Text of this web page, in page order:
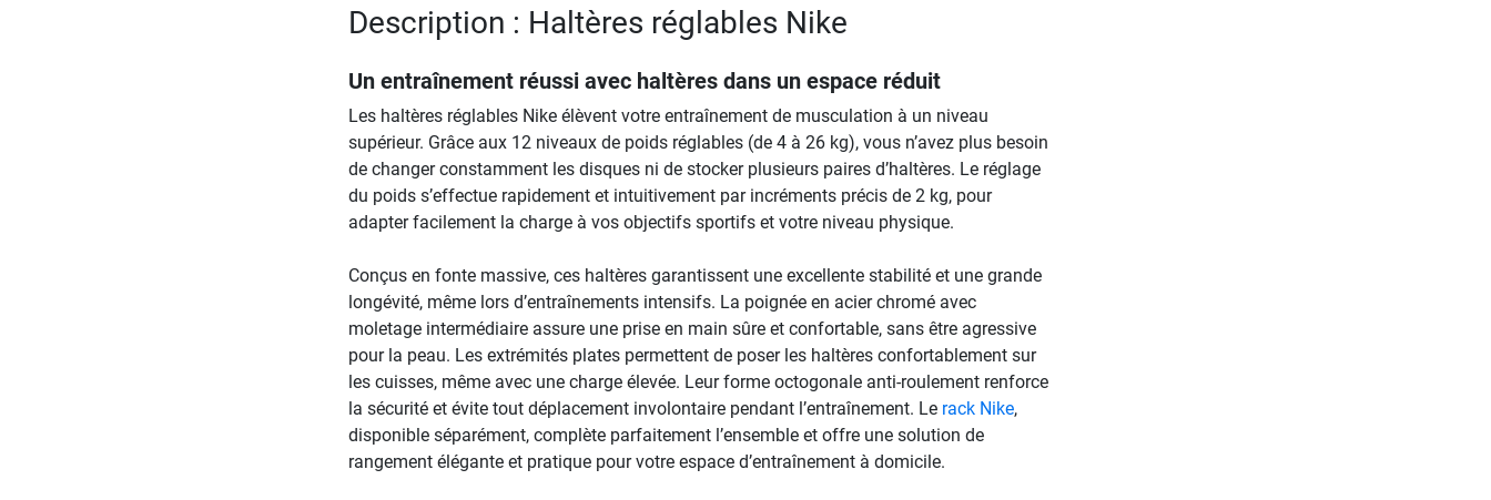
Description : Haltères réglables Nike
Un entraînement réussi avec haltères dans un espace réduit
Les haltères réglables Nike élèvent votre entraînement de musculation à un niveau
supérieur. Grâce aux 12 niveaux de poids réglables (de 4 à 26 kg), vous n’avez plus besoin
de changer constamment les disques ni de stocker plusieurs paires d’haltères. Le réglage
du poids s’effectue rapidement et intuitivement par incréments précis de 2 kg, pour
adapter facilement la charge à vos objectifs sportifs et votre niveau physique.
Conçus en fonte massive, ces haltères garantissent une excellente stabilité et une grande
longévité, même lors d’entraînements intensifs. La poignée en acier chromé avec
moletage intermédiaire assure une prise en main sûre et confortable, sans être agressive
pour la peau. Les extrémités plates permettent de poser les haltères confortablement sur
les cuisses, même avec une charge élevée. Leur forme octogonale anti-roulement renforce
la sécurité et évite tout déplacement involontaire pendant l’entraînement. Le rack Nike,
disponible séparément, complète parfaitement l’ensemble et offre une solution de
rangement élégante et pratique pour votre espace d’entraînement à domicile.